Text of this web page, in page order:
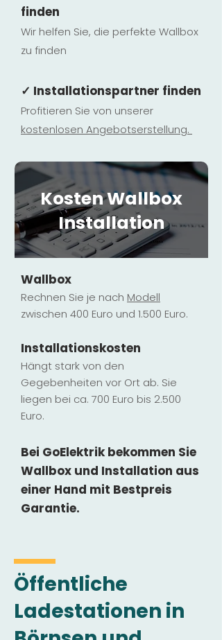
finden
Wir helfen Sie, die perfekte Wallbox
zu finden
✓ Installationspartner finden
Profitieren Sie von unserer
kostenlosen Angebotserstellung.
Kosten Wallbox
Installation
Wallbox
Rechnen Sie je nach Modell
zwischen 400 Euro und 1.500 Euro.
Installationskosten
Hängt stark von den
Gegebenheiten vor Ort ab. Sie
liegen bei ca. 700 Euro bis 2.500
Euro.
Bei GoElektrik bekommen Sie
Wallbox und Installation aus
einer Hand mit Bestpreis
Garantie.
Öffentliche
Ladestationen in